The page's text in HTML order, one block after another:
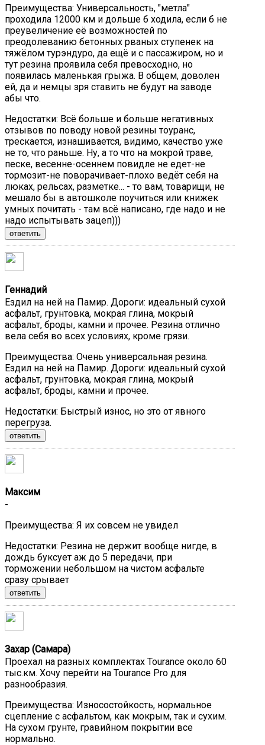
Преимущества: Универсальность, "метла"
проходила 12000 км и дольше б ходила, если б не
преувеличение её возможностей по
преодолеванию бетонных рваных ступенек на
тяжёлом турэндуро, да ещё и с пассажиром, но и
тут резина проявила себя превосходно, но
появилась маленькая грыжа. В общем, доволен
ей, да и немцы зря ставить не будут на заводе
абы что.
Недостатки: Всё больше и больше негативных
отзывов по поводу новой резины тоуранс,
трескается, изнашивается, видимо, качество уже
не то, что раньше. Ну, а то что на мокрой траве,
песке, весенне-осеннем повидле не едет-не
тормозит-не поворачивает-плохо ведёт себя на
люках, рельсах, разметке... - то вам, товарищи, не
мешало бы в автошколе поучиться или книжек
умных почитать - там всё написано, где надо и не
надо испытывать зацеп)))
ответить
Геннадий
Ездил на ней на Памир. Дороги: идеальный сухой
асфальт, грунтовка, мокрая глина, мокрый
асфальт, броды, камни и прочее. Резина отлично
вела себя во всех условиях, кроме грязи.
Преимущества: Очень универсальная резина.
Ездил на ней на Памир. Дороги: идеальный сухой
асфальт, грунтовка, мокрая глина, мокрый
асфальт, броды, камни и прочее.
Недостатки: Быстрый износ, но это от явного
перегруза.
ответить
Максим
-
Преимущества: Я их совсем не увидел
Недостатки: Резина не держит вообще нигде, в
дождь буксует аж до 5 передачи, при
торможении небольшом на чистом асфальте
сразу срывает
ответить
Захар (Самара)
Проехал на разных комплектах Tourance около 60
тыс.км. Хочу перейти на Tourance Pro для
разнообразия.
Преимущества: Износостойкость, нормальное
сцепление с асфальтом, как мокрым, так и сухим.
На сухом грунте, гравийном покрытии все
нормально.